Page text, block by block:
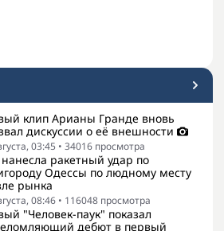
клип Арианы Гранде вновь
дискуссии о её внешности
03:45 • 34016 просмотра
ракетный удар по
Одессы по людному месту
рынка
08:46 • 116048 просмотра
"Человек-паук" показал
дебют в первый